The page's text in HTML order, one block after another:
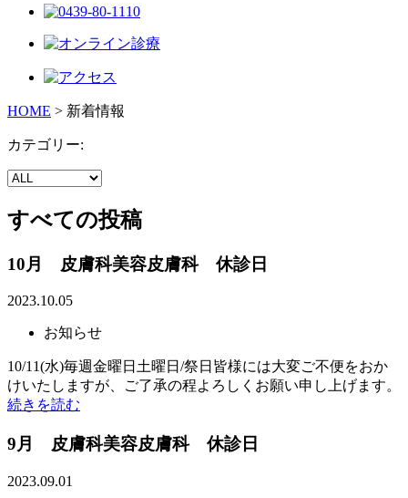
HOME > 新着情報
カテゴリー:
すべての投稿
10月 皮膚科美容皮膚科 休診日
2023.10.05
お知らせ
10/11(水)毎週金曜日土曜日/祭日皆様には大変ご不便をおか
けいたしますが、ご了承の程よろしくお願い申し上げます。
続きを読む
9月 皮膚科美容皮膚科 休診日
2023.09.01